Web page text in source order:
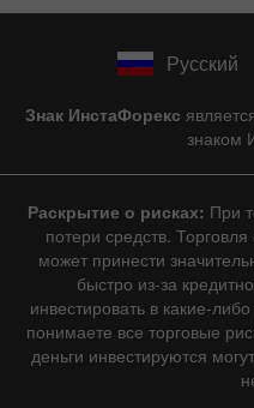
Русский
Знак ИнстаФорекс
знаком
Раскрытие о рисках: При
потери средств.
может принести
быстро из-за
инвестировать в какие-
понимаете все торговые
деньги инвестируются